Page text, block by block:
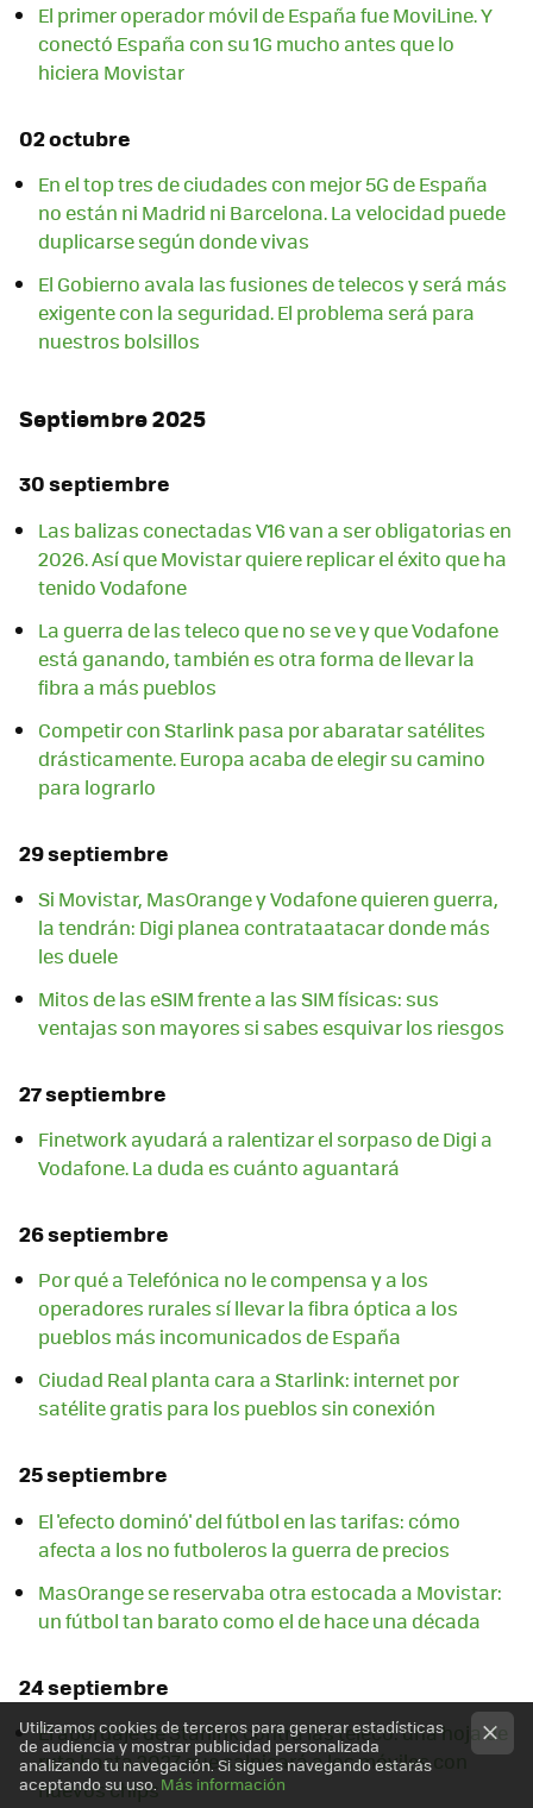
El primer operador móvil de España fue MoviLine. Y
conectó España con su 1G mucho antes que lo
hiciera Movistar
02 octubre
En el top tres de ciudades con mejor 5G de España
no están ni Madrid ni Barcelona. La velocidad puede
duplicarse según donde vivas
El Gobierno avala las fusiones de telecos y será más
exigente con la seguridad. El problema será para
nuestros bolsillos
Septiembre 2025
30 septiembre
Las balizas conectadas V16 van a ser obligatorias en
2026. Así que Movistar quiere replicar el éxito que ha
tenido Vodafone
La guerra de las teleco que no se ve y que Vodafone
está ganando, también es otra forma de llevar la
fibra a más pueblos
Competir con Starlink pasa por abaratar satélites
drásticamente. Europa acaba de elegir su camino
para lograrlo
29 septiembre
Si Movistar, MasOrange y Vodafone quieren guerra,
la tendrán: Digi planea contrataatacar donde más
les duele
Mitos de las eSIM frente a las SIM físicas: sus
ventajas son mayores si sabes esquivar los riesgos
27 septiembre
Finetwork ayudará a ralentizar el sorpaso de Digi a
Vodafone. La duda es cuánto aguantará
26 septiembre
Por qué a Telefónica no le compensa y a los
operadores rurales sí llevar la fibra óptica a los
pueblos más incomunicados de España
Ciudad Real planta cara a Starlink: internet por
satélite gratis para los pueblos sin conexión
25 septiembre
El 'efecto dominó' del fútbol en las tarifas: cómo
afecta a los no futboleros la guerra de precios
MasOrange se reservaba otra estocada a Movistar:
un fútbol tan barato como el de hace una década
24 septiembre
El abordaje de Starlink contra las teleco: una hoja de
ruta hasta 2027 que salpicará a los móviles con
nuevos chips
Utilizamos cookies de terceros para generar estadísticas
de audiencia y mostrar publicidad personalizada
analizando tu navegación. Si sigues navegando estarás
aceptando su uso. Más información